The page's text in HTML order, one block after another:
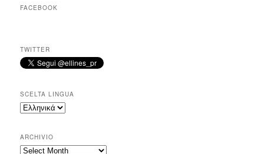
FACEBOOK
TWITTER
SCELTA LINGUA
ARCHIVIO